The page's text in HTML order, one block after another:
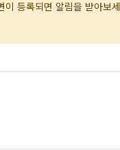
등록되면 알림을 받아보세